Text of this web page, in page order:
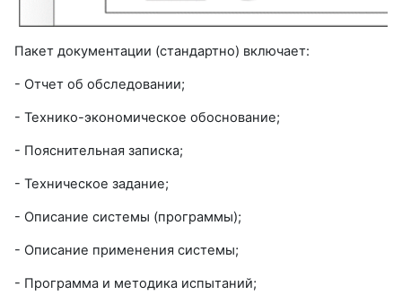
Пакет документации (стандартно) включает:
- Отчет об обследовании;
- Технико-экономическое обоснование;
- Пояснительная записка;
- Техническое задание;
- Описание системы (программы);
- Описание применения системы;
- Программа и методика испытаний;